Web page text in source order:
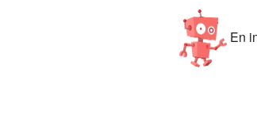
En